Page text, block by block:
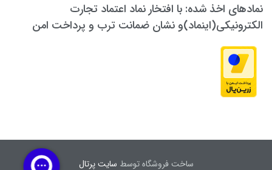
نمادهای اخذ شده: با افتخار نماد اعتماد تجارت
الکترونیکی(اینماد)و نشان ضمانت ترب و پرداخت امن
ساخت فروشگاه توسط سایت پرتال